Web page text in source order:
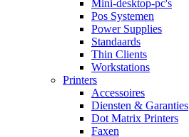
Mini-desktop-pc's
Pos Systemen
Power Supplies
Standaards
Thin Clients
Workstations
Printers
Accessoires
Diensten & Garanties
Dot Matrix Printers
Faxen